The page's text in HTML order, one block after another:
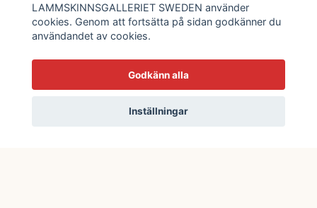
KÖPVILLKOR
TVÄTT OCH SKÖTSELRÅD
STORLEKSSCHEMA
BLOGG
LAMMSKINNSGALLERIET SWEDEN använder
cookies. Genom att fortsätta på sidan godkänner du
användandet av cookies.
Godkänn alla
Inställningar